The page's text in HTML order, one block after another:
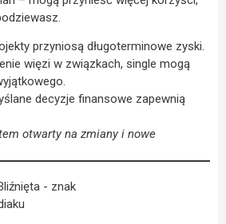
przyniosą długoterminowe zyski.
więzi w związkach, single mogą
decyzje finansowe zapewnią
otwarty na zmiany i nowe